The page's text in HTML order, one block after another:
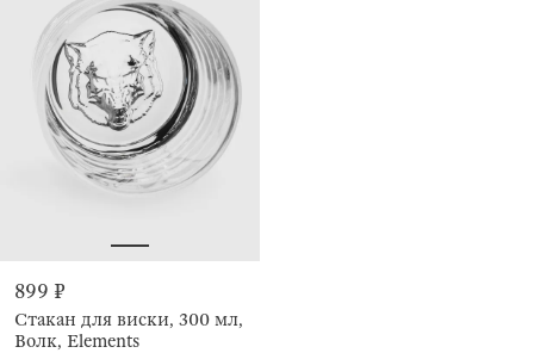
899 ₽
Стакан для виски, 300 мл,
Волк, Elements